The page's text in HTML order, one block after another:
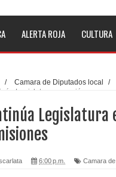
ALERTA ROJA CULTURA
/ Camara de Diputados local /
Legislatura en sesión
Legislatura
6:00 p.m. Camara